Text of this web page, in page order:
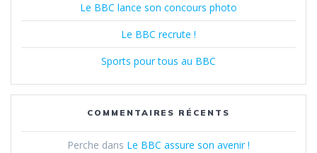
Le BBC lance son concours photo
Le BBC recrute !
Sports pour tous au BBC
COMMENTAIRES RÉCENTS
Perche dans Le BBC assure son avenir !